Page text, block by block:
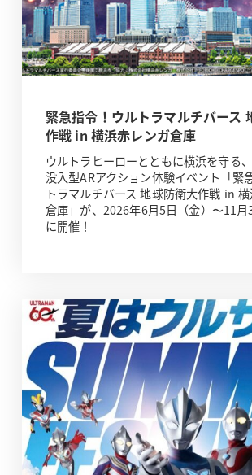
緊急指令！ウルトラマルチバース
作戦 in 横浜赤レンガ倉庫
ウルトラヒーローとともに横浜を守る
没入型ARアクション体験イベント「緊
トラマルチバース 地球防衛大作戦 in
倉庫」が、2026年6月5日（金）〜11月
に開催！